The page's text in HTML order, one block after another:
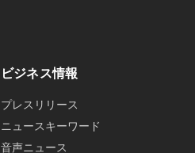
ビジネス情報
プレスリリース
ニュースキーワード
音声ニュース